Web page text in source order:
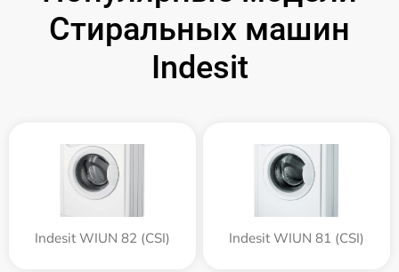
Стиральных машин
Indesit
Indesit WIUN 82 (CSI) Indesit WIUN 81 (CSI)